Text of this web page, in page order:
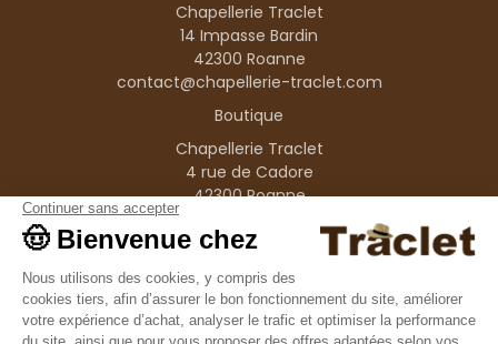
Chapellerie Traclet
14 Impasse Bardin
42300 Roanne
contact@chapellerie-traclet.com
Boutique
Chapellerie Traclet
4 rue de Cadore
42300 Roanne
Produits